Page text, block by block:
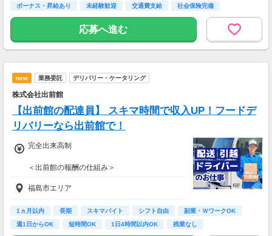
ボーナス・昇給あり
未経験歓迎 交通費支給 社会保険完備
応募へ進む
new 業務委託 デリバリー・ケータリング
株式会社出前館
【出前館の配達員】 スキマ時間で収入UP！フードデ
リバリーなら出前館で！
完全出来高制
＜出前館の報酬の仕組み＞
基本報酬 ＋ ブースト
※ブーストとは配達距離、曜日や時間帯、天候
などを考慮して上乗せされる報酬の名称です。
【報酬例】
福島市エリア
1ヵ月以内 長期 スキマバイト シフト自由
副業・ＷワークOK
週1日からOK
短時間OK 1日4時間以内OK 残業なし